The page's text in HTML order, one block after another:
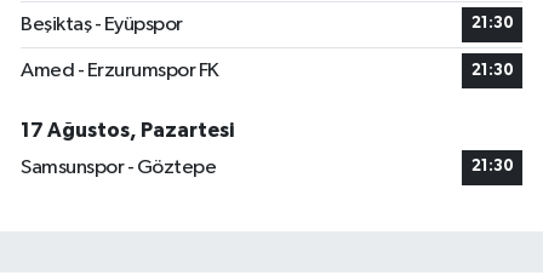
Beşiktaş - Eyüpspor 21:30
Amed - Erzurumspor FK 21:30
17 Ağustos, Pazartesi
Samsunspor - Göztepe
21:30